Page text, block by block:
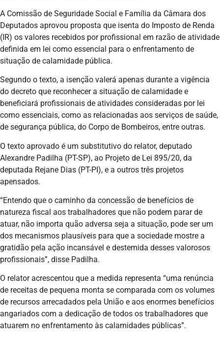
A Comissão de Seguridade Social e Família da Câmara dos
Deputados aprovou proposta que isenta do Imposto de Renda
(IR) os valores recebidos por profissional em razão de atividade
definida em lei como essencial para o enfrentamento de
situação de calamidade pública.
Segundo o texto, a isenção valerá apenas durante a vigência
do decreto que reconhecer a situação de calamidade e
beneficiará profissionais de atividades consideradas por lei
como essenciais, como as relacionadas aos serviços de saúde,
de segurança pública, do Corpo de Bombeiros, entre outras.
O texto aprovado é um substitutivo do relator, deputado
Alexandre Padilha (PT-SP), ao Projeto de Lei 895/20, da
deputada Rejane Dias (PT-PI), e a outros três projetos
apensados.
“Entendo que o caminho da concessão de benefícios de
natureza fiscal aos trabalhadores que não podem parar de
atuar, não importa quão adversa seja a situação, pode ser um
dos mecanismos plausíveis para que a sociedade mostre a
gratidão pela ação incansável e destemida desses valorosos
profissionais”, disse Padilha.
O relator acrescentou que a medida representa “uma renúncia
de receitas de pequena monta se comparada com os volumes
de recursos arrecadados pela União e aos enormes benefícios
angariados com a dedicação de todos os trabalhadores que
atuarem no enfrentamento às calamidades públicas”.